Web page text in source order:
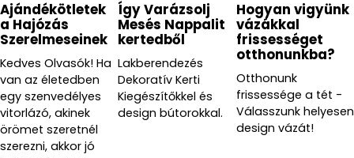
Ajándékötletek
a Hajózás
Szerelmeseinek
Kedves Olvasók! Ha
van az életedben
egy szenvedélyes
vitorlázó, akinek
örömet szeretnél
szerezni, akkor jó
Így Varázsolj
Mesés Nappalit
kertedből
Lakberendezés
Dekoratív Kerti
Kiegészítőkkel és
design bútorokkal.
Hogyan vigyünk
vázákkal
frissességet
otthonunkba?
Otthonunk
frissessége a tét -
Válasszunk helyesen
design vázát!